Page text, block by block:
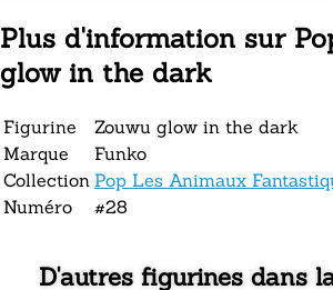
Plus d'information sur
glow in the dark
Figurine
Zouwu glow in the dark
Marque
Funko
Collection Pop Les Animaux
Numéro
#28
D'autres figurines dans